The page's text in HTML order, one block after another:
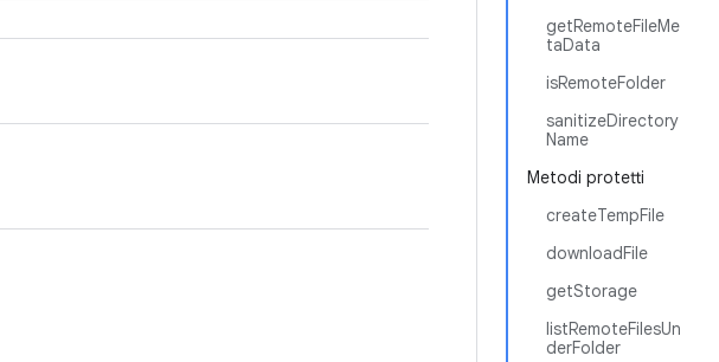
getRemoteFileMe
taData
isRemoteFolder
sanitizeDirectory
Name
Metodi protetti
createTempFile
downloadFile
getStorage
listRemoteFilesUn
derFolder